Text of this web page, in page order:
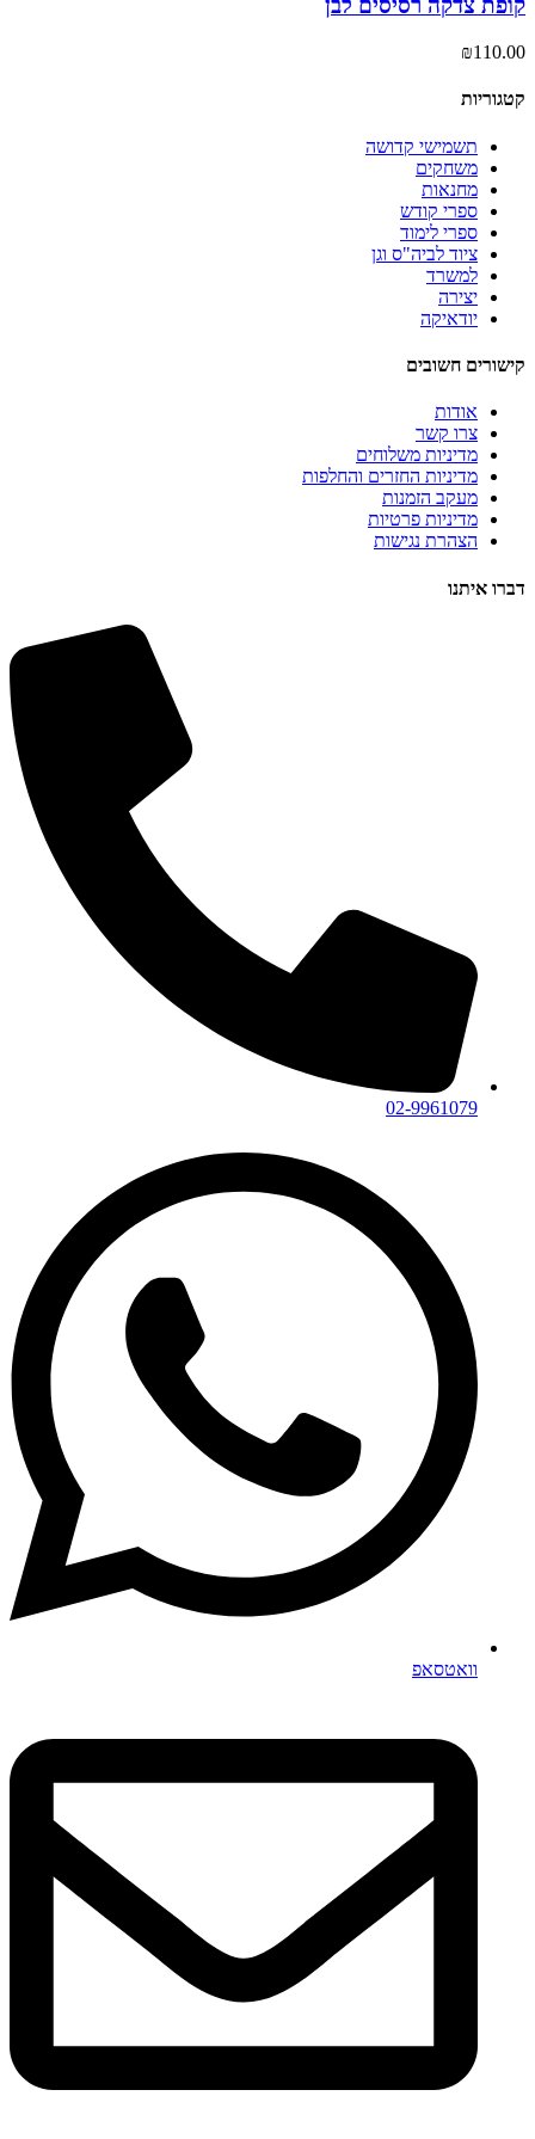
קופת צדקה רסיסים לבן
₪110.00
קטגוריות
תשמישי קדושה
משחקים
מחנאות
ספרי קודש
ספרי לימוד
ציוד לביה"ס וגן
למשרד
יצירה
יודאיקה
קישורים חשובים
אודות
צרו קשר
מדיניות משלוחים
מדיניות החזרים והחלפות
מעקב הזמנות
מדיניות פרטיות
הצהרת נגישות
דברו איתנו
02-9961079
וואטסאפ